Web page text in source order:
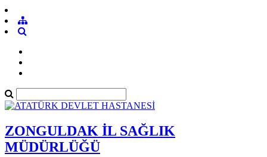
ZONGULDAK İL SAĞLIK
MÜDÜRLÜĞÜ